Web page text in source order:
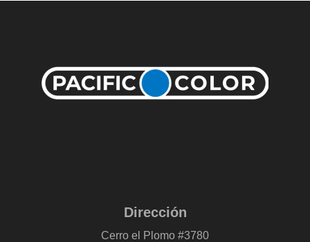
Dirección
Cerro el Plomo #3780